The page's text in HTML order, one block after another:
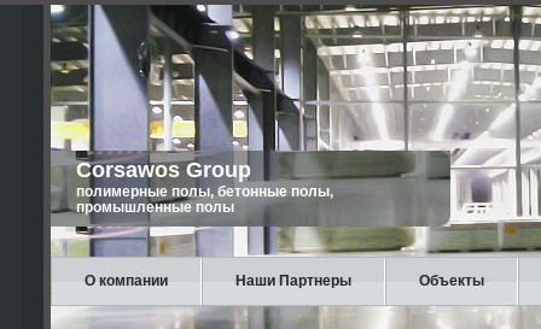
Corsawos Group
полимерные полы, бетонные полы,
промышленные полы
О компании Наши Партнеры Объекты